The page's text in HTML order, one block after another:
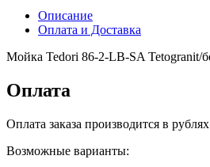
Описание
Оплата и Доставка
Мойка Tedori 86-2-LB-SA Tetogranit/
Оплата
Оплата заказа производится в
Возможные варианты: